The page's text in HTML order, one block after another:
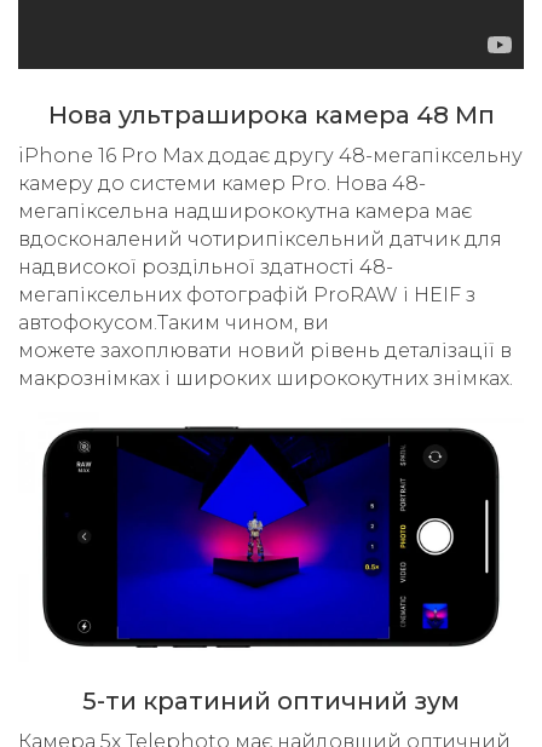
Нова ультраширока камера 48 Мп
iPhone 16 Pro Max додає другу 48-мегапіксельну
камеру до системи камер Pro. Нова 48-
мегапіксельна надширококутна камера має
вдосконалений чотирипіксельний датчик для
надвисокої роздільної здатності 48-
мегапіксельних фотографій ProRAW і HEIF з
автофокусом.Таким чином, ви
можете захоплювати новий рівень деталізації в
макрознімках і широких ширококутних знімках.
5-ти кратиний оптичний зум
Камера 5x Telephoto має найдовший оптичний